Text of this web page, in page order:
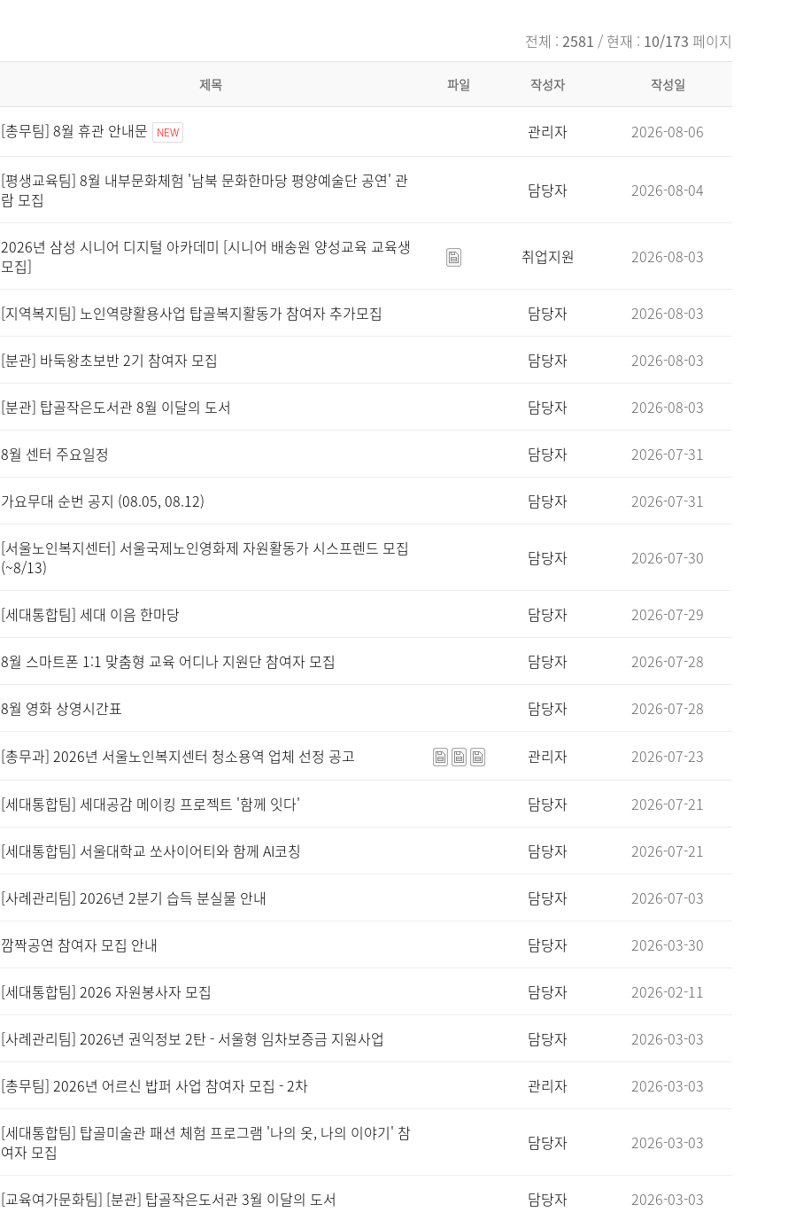
전체 : 2581 / 현재 : 10/173 페이지
제목 파일 작성자 작성일
[총무팀] 8월 휴관 안내문 NEW 관리자 2026-08-06
[평생교육팀] 8월 내부문화체험 '남북 문화한마당 평양예술단 공연' 관
람 모집
담당자 2026-08-04
2026년 삼성 시니어 디지털 아카데미 [시니어 배송원 양성교육 교육생
모집]
취업지원 2026-08-03
[지역복지팀] 노인역량활용사업 탑골복지활동가 참여자 추가모집 담당자 2026-08-03
[분관] 바둑왕초보반 2기 참여자 모집 담당자 2026-08-03
[분관] 탑골작은도서관 8월 이달의 도서 담당자 2026-08-03
8월 센터 주요일정 담당자 2026-07-31
가요무대 순번 공지 (08.05, 08.12) 담당자 2026-07-31
[서울노인복지센터] 서울국제노인영화제 자원활동가 시스프렌드 모집
(~8/13)
담당자 2026-07-30
[세대통합팀] 세대 이음 한마당 담당자 2026-07-29
8월 스마트폰 1:1 맞춤형 교육 어디나 지원단 참여자 모집 담당자 2026-07-28
8월 영화 상영시간표 담당자 2026-07-28
[총무과] 2026년 서울노인복지센터 청소용역 업체 선정 공고 관리자 2026-07-23
[세대통합팀] 세대공감 메이킹 프로젝트 '함께 잇다' 담당자 2026-07-21
[세대통합팀] 서울대학교 쏘사이어티와 함께 AI코칭 담당자 2026-07-21
[사례관리팀] 2026년 2분기 습득 분실물 안내 담당자 2026-07-03
깜짝공연 참여자 모집 안내 담당자 2026-03-30
[세대통합팀] 2026 자원봉사자 모집 담당자 2026-02-11
[사례관리팀] 2026년 권익정보 2탄 - 서울형 임차보증금 지원사업 담당자 2026-03-03
[총무팀] 2026년 어르신 밥퍼 사업 참여자 모집 - 2차 관리자 2026-03-03
[세대통합팀] 탑골미술관 패션 체험 프로그램 '나의 옷, 나의 이야기' 참
여자 모집
담당자 2026-03-03
[교육여가문화팀] [분관] 탑골작은도서관 3월 이달의 도서 담당자 2026-03-03